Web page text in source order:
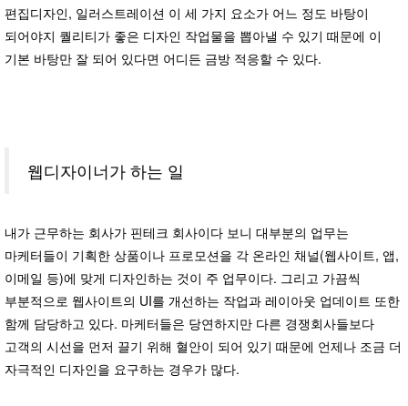
편집디자인, 일러스트레이션 이 세 가지 요소가 어느 정도 바탕이
되어야지 퀄리티가 좋은 디자인 작업물을 뽑아낼 수 있기 때문에 이
기본 바탕만 잘 되어 있다면 어디든 금방 적응할 수 있다.
웹디자이너가 하는 일
내가 근무하는 회사가 핀테크 회사이다 보니 대부분의 업무는
마케터들이 기획한 상품이나 프로모션을 각 온라인 채널(웹사이트, 앱,
이메일 등)에 맞게 디자인하는 것이 주 업무이다. 그리고 가끔씩
부분적으로 웹사이트의 UI를 개선하는 작업과 레이아웃 업데이트 또한
함께 담당하고 있다. 마케터들은 당연하지만 다른 경쟁회사들보다
고객의 시선을 먼저 끌기 위해 혈안이 되어 있기 때문에 언제나 조금 더
자극적인 디자인을 요구하는 경우가 많다.